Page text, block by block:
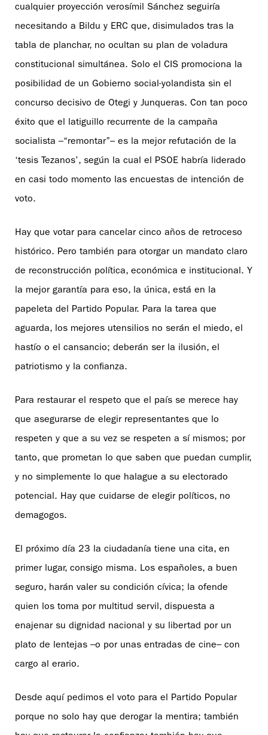
cualquier proyección verosímil Sánchez seguiría
necesitando a Bildu y ERC que, disimulados tras la
tabla de planchar, no ocultan su plan de voladura
constitucional simultánea. Solo el CIS promociona la
posibilidad de un Gobierno social-yolandista sin el
concurso decisivo de Otegi y Junqueras. Con tan poco
éxito que el latiguillo recurrente de la campaña
socialista –“remontar”– es la mejor refutación de la
‘tesis Tezanos’, según la cual el PSOE habría liderado
en casi todo momento las encuestas de intención de
voto.
Hay que votar para cancelar cinco años de retroceso
histórico. Pero también para otorgar un mandato claro
de reconstrucción política, económica e institucional. Y
la mejor garantía para eso, la única, está en la
papeleta del Partido Popular. Para la tarea que
aguarda, los mejores utensilios no serán el miedo, el
hastío o el cansancio; deberán ser la ilusión, el
patriotismo y la confianza.
Para restaurar el respeto que el país se merece hay
que asegurarse de elegir representantes que lo
respeten y que a su vez se respeten a sí mismos; por
tanto, que prometan lo que saben que puedan cumplir,
y no simplemente lo que halague a su electorado
potencial. Hay que cuidarse de elegir políticos, no
demagogos.
El próximo día 23 la ciudadanía tiene una cita, en
primer lugar, consigo misma. Los españoles, a buen
seguro, harán valer su condición cívica; la ofende
quien los toma por multitud servil, dispuesta a
enajenar su dignidad nacional y su libertad por un
plato de lentejas –o por unas entradas de cine– con
cargo al erario.
Desde aquí pedimos el voto para el Partido Popular
porque no solo hay que derogar la mentira; también